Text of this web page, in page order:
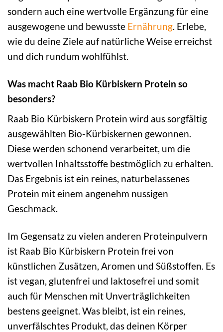
sondern auch eine wertvolle Ergänzung für eine
ausgewogene und bewusste Ernährung. Erlebe,
wie du deine Ziele auf natürliche Weise erreichst
und dich rundum wohlfühlst.
Was macht Raab Bio Kürbiskern Protein so
besonders?
Raab Bio Kürbiskern Protein wird aus sorgfältig
ausgewählten Bio-Kürbiskernen gewonnen.
Diese werden schonend verarbeitet, um die
wertvollen Inhaltsstoffe bestmöglich zu erhalten.
Das Ergebnis ist ein reines, naturbelassenes
Protein mit einem angenehm nussigen
Geschmack.
Im Gegensatz zu vielen anderen Proteinpulvern
ist Raab Bio Kürbiskern Protein frei von
künstlichen Zusätzen, Aromen und Süßstoffen. Es
ist vegan, glutenfrei und laktosefrei und somit
auch für Menschen mit Unverträglichkeiten
bestens geeignet. Was bleibt, ist ein reines,
unverfälschtes Produkt, das deinen Körper